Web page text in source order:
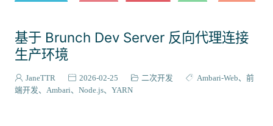
Knox Hue Alluxio 性能优化 Atlas Solr
Ambari-Metrics
ZooKeeper Maven Trino Impala Python
基于 Brunch Dev Server 反向代理连接
生产环境
JaneTTR 2026-02-25 二次开发 Ambari-Web
前
端开发
Ambari Node.js YARN